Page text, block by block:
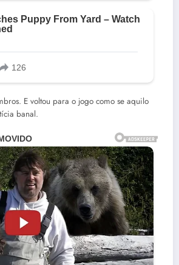
E voltou para o jogo como se aquilo
banal.